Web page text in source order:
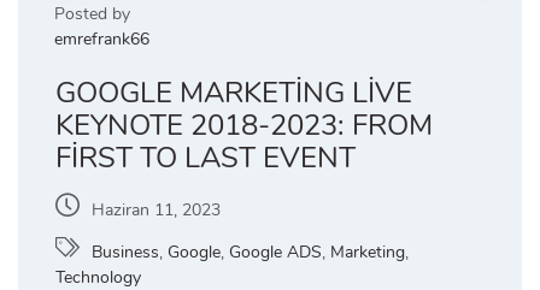
Posted by
emrefrank66
GOOGLE MARKETING LIVE
KEYNOTE 2018-2023: FROM
FIRST TO LAST EVENT
Haziran 11, 2023
Business, Google, Google ADS, Marketing,
Technology